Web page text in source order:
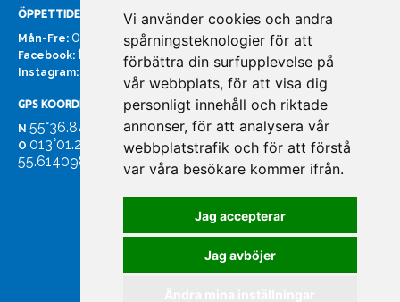
Vi använder cookies och andra
spårningsteknologier för att
förbättra din surfupplevelse på
vår webbplats, för att visa dig
personligt innehåll och riktade
annonser, för att analysera vår
webbplatstrafik och för att förstå
var våra besökare kommer ifrån.
Jag accepterar
Jag avböjer
ÖPPETTIDER
Mån-Fre: 07:00 - 16:00
Facebook: facebook.com/bachmans.se
Instagram: instagram.com/bachmans.se
GPS KOORDINATER
N 55°36.847
O 013°01.255'
55.614098. 13.020931'